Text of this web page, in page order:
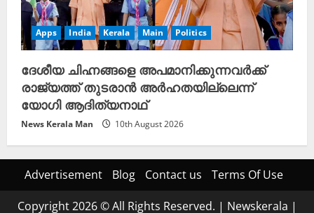
Apps India Kerala Main Politics
ദേശീയ ചിഹ്നങ്ങളെ അപമാനിക്കുന്നവർക്ക്
രാജ്യത്ത് തുടരാൻ അർഹതയില്ലെന്ന്
യോഗി ആദിത്യനാഥ്
News Kerala Man 10th August 2026
Advertisement Blog Contact us Terms Of Use
Copyright 2026 © All Rights Reserved. | Newskerala |